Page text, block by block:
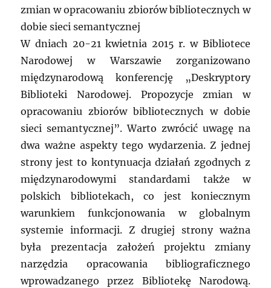
zmian w opracowaniu zbiorów bibliotecznych w
dobie sieci semantycznej
W dniach 20-21 kwietnia 2015 r. w Bibliotece
Narodowej w Warszawie zorganizowano
międzynarodową konferencję „Deskryptory
Biblioteki Narodowej. Propozycje zmian w
opracowaniu zbiorów bibliotecznych w dobie
sieci semantycznej”. Warto zwrócić uwagę na
dwa ważne aspekty tego wydarzenia. Z jednej
strony jest to kontynuacja działań zgodnych z
międzynarodowymi standardami także w
polskich bibliotekach, co jest koniecznym
warunkiem funkcjonowania w globalnym
systemie informacji. Z drugiej strony ważna
była prezentacja założeń projektu zmiany
narzędzia opracowania bibliograficznego
wprowadzanego przez Bibliotekę Narodową.